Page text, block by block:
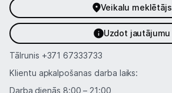
Veikalu meklētājs
Uzdot jautājumu
Tālrunis +371 67333733
Klientu apkalpošanas darba laiks:
Darba dienās 8:00 – 21:00,